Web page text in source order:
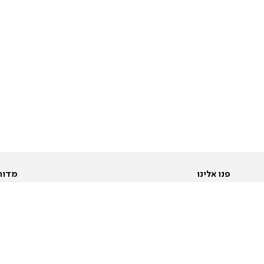
פנו אלינו